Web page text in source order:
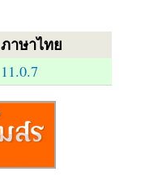
ภาษาไทย
11.0.7